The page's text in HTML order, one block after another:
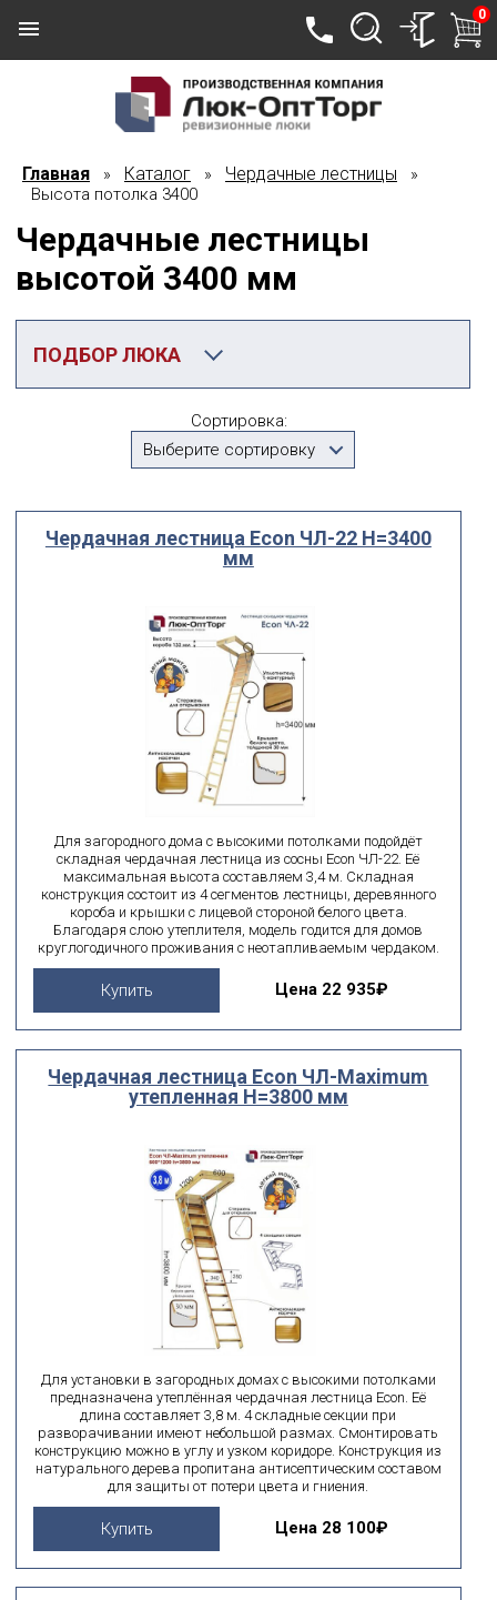
0
Главная » Каталог » Чердачные лестницы »
Высота потолка 3400
Чердачные лестницы
высотой 3400 мм
ПОДБОР ЛЮКА
Высота потолка 3400
Выберите...
высота
мм
поиск по id
Сбросить фильтр подобрать
Сортировка:
Выберите сортировку
Чердачная лестница Econ ЧЛ-22 H=3400
мм
Для загородного дома с высокими потолками подойдёт
складная чердачная лестница из сосны Econ ЧЛ-22. Её
максимальная высота составляем 3,4 м. Складная
конструкция состоит из 4 сегментов лестницы, деревянного
короба и крышки с лицевой стороной белого цвета.
Благодаря слою утеплителя, модель годится для домов
круглогодичного проживания с неотапливаемым чердаком.
Купить Цена22 935₽
Чердачная лестница Econ ЧЛ-Maximum
утепленная H=3800 мм
Для установки в загородных домах с высокими потолками
предназначена утеплённая чердачная лестница Econ. Её
длина составляет 3,8 м. 4 складные секции при
разворачивании имеют небольшой размах. Смонтировать
конструкцию можно в углу и узком коридоре. Конструкция из
натурального дерева пропитана антисептическим составом
для защиты от потери цвета и гниения.
Купить Цена28 100₽